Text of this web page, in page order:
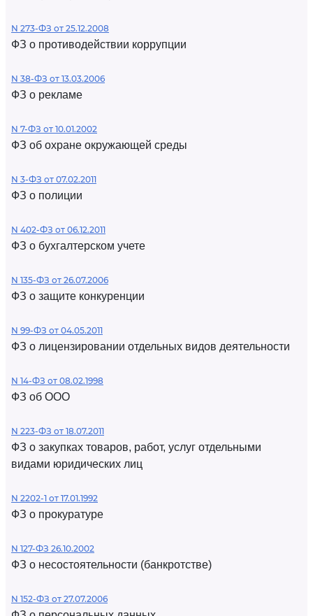
N 273-ФЗ от 25.12.2008
ФЗ о противодействии коррупции
N 38-ФЗ от 13.03.2006
ФЗ о рекламе
N 7-ФЗ от 10.01.2002
ФЗ об охране окружающей среды
N 3-ФЗ от 07.02.2011
ФЗ о полиции
N 402-ФЗ от 06.12.2011
ФЗ о бухгалтерском учете
N 135-ФЗ от 26.07.2006
ФЗ о защите конкуренции
N 99-ФЗ от 04.05.2011
ФЗ о лицензировании отдельных видов деятельности
N 14-ФЗ от 08.02.1998
ФЗ об ООО
N 223-ФЗ от 18.07.2011
ФЗ о закупках товаров, работ, услуг отдельными
видами юридических лиц
N 2202-1 от 17.01.1992
ФЗ о прокуратуре
N 127-ФЗ 26.10.2002
ФЗ о несостоятельности (банкротстве)
N 152-ФЗ от 27.07.2006